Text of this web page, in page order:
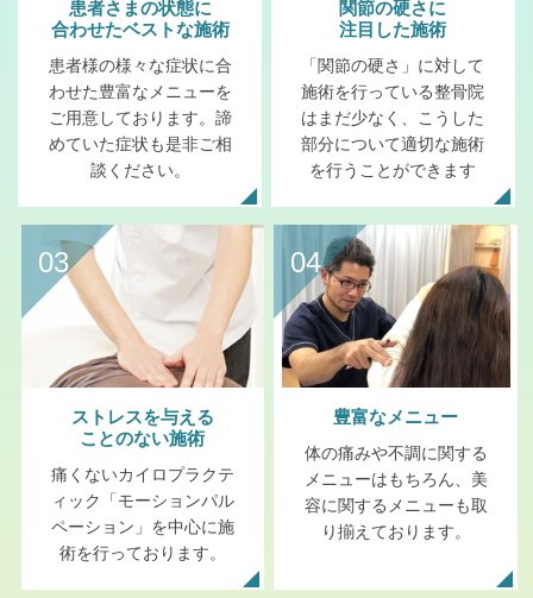
患者さまの状態に
合わせたベストな施術
患者様の様々な症状に合
わせた豊富なメニューを
ご用意しております。諦
めていた症状も是非ご相
談ください。
関節の硬さに
注目した施術
「関節の硬さ」に対して
施術を行っている整骨院
はまだ少なく、こうした
部分について適切な施術
を行うことができます
03
ストレスを与える
ことのない施術
痛くないカイロプラクテ
ィック「モーションパル
ペーション」を中心に施
術を行っております。
04
豊富なメニュー
体の痛みや不調に関する
メニューはもちろん、美
容に関するメニューも取
り揃えております。